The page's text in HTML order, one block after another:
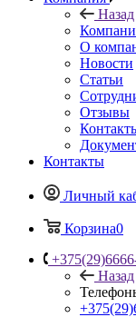
Назад
О
Новости
Статьи
Отзывы
Контакты
Личный
Корзина0
Назад